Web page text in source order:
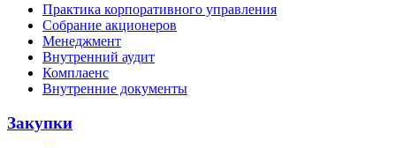
Практика корпоративного управления
Собрание акционеров
Менеджмент
Внутренний аудит
Комплаенс
Внутренние документы
Закупки